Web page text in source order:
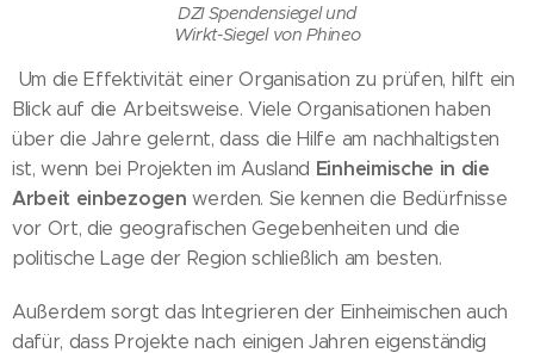
DZI Spendensiegel und
Wirkt-Siegel von Phineo
Um die Effektivität einer Organisation zu prüfen, hilft ein
Blick auf die Arbeitsweise. Viele Organisationen haben
über die Jahre gelernt, dass die Hilfe am nachhaltigsten
ist, wenn bei Projekten im Ausland Einheimische in die
Arbeit einbezogen werden. Sie kennen die Bedürfnisse
vor Ort, die geografischen Gegebenheiten und die
politische Lage der Region schließlich am besten.
Außerdem sorgt das Integrieren der Einheimischen auch
dafür, dass Projekte nach einigen Jahren eigenständig